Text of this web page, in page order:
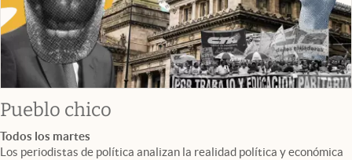
Pueblo chico
Todos los martes
Los periodistas de política analizan la realidad política y económica